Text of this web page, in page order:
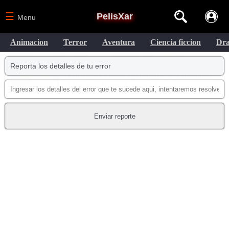
PelisXar
☰ Menu
Animacion Terror Aventura Ciencia ficcion
Reporta los detalles de tu error